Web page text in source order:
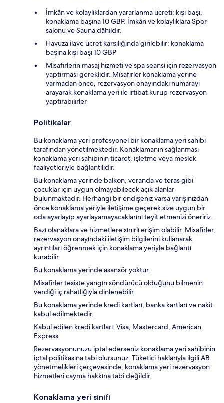
İmkân ve kolaylıklardan yararlanma ücreti: kişi başı,
konaklama başına 10 GBP. İmkân ve kolaylıklara Spor
salonu ve Sauna dâhildir.
Havuza ilave ücret karşılığında girilebilir: konaklama
başına kişi başı 10 GBP
Misafirlerin masaj hizmeti ve spa seansı için rezervasyon
yaptırması gereklidir. Misafirler konaklama yerine
varmadan önce, rezervasyon onayındaki numarayı
arayarak konaklama yeri ile irtibat kurup rezervasyon
yaptırabilirler
Politikalar
Bu konaklama yeri profesyonel bir konaklama yeri sahibi
tarafından yönetilmektedir. Konaklamanın sağlanması
konaklama yeri sahibinin ticaret, işletme veya meslek
faaliyetleriyle bağlantılıdır.
Bu konaklama yerinde balkon, veranda ve teras gibi
çocuklar için uygun olmayabilecek açık alanlar
bulunmaktadır. Herhangi bir endişeniz varsa varışınızdan
önce konaklama yeriyle iletişime geçerek size uygun bir
oda ayarlayıp ayarlayamayacaklarını teyit etmenizi öneririz.
Bazı olanaklara ve hizmetlere sınırlı erişim olabilir. Misafirler,
rezervasyon onayındaki iletişim bilgilerini kullanarak
ayrıntıları öğrenmek için konaklama yeriyle bağlantı
kurabilir.
Bu konaklama yerinde asansör yoktur.
Misafirler tesiste yangın söndürücü olduğunu bilmenin
verdiği iç rahatlığıyla dinlenebilir.
Bu konaklama yerinde kredi kartları, banka kartları ve nakit
kabul edilmektedir.
Kabul edilen kredi kartları: Visa, Mastercard, American
Express
Rezervasyonunuzu iptal ederseniz konaklama yeri sahibinin
iptal politikasına tabi olursunuz. Tüketici haklarıyla ilgili AB
yönetmelikleri çerçevesinde, konaklama yeri rezervasyon
hizmetleri cayma hakkına tabi değildir.
Konaklama yeri sınıfı